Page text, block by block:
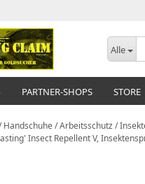
Alle
PARTNER-SHOPS STORE
Handschuhe / Arbeitsschutz /
Insect Repellent V,